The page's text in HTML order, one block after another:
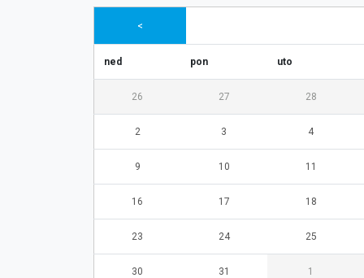
<
ned pon uto
26 27 28
2 3 4
9 10 11
16 17 18
23 24 25
30 31 1